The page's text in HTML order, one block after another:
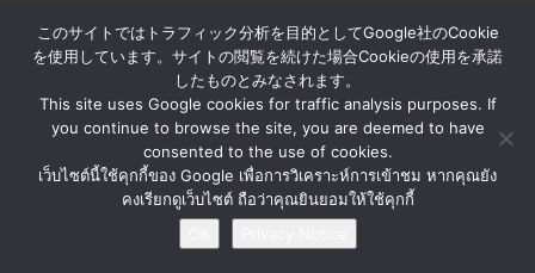
このサイトではトラフィック分析を目的としてGoogle社のCookie
を使用しています。サイトの閲覧を続けた場合Cookieの使用を承諾
したものとみなされます。
This site uses Google cookies for traffic analysis purposes. If
you continue to browse the site, you are deemed to have
consented to the use of cookies.
เว็บไซต์นี้ใช้คุกกี้ของ Google เพื่อการวิเคราะห์การเข้าชม หากคุณยัง
คงเรียกดูเว็บไซต์ ถือว่าคุณยินยอมให้ใช้คุกกี้